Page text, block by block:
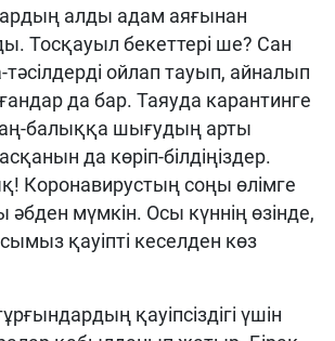
алды адам аяғынан
Тосқауыл бекеттері ше? Сан
тәсілдерді ойлап тауып, айналып
да бар. Таяуда карантинге
балыққа шығудың арты
да көріп-білдіңіздер.
Коронавирустың соңы өлімге
әбден мүмкін. Осы күннің өзінде,
қауіпті кеселден көз
қауіпсіздігі үшін